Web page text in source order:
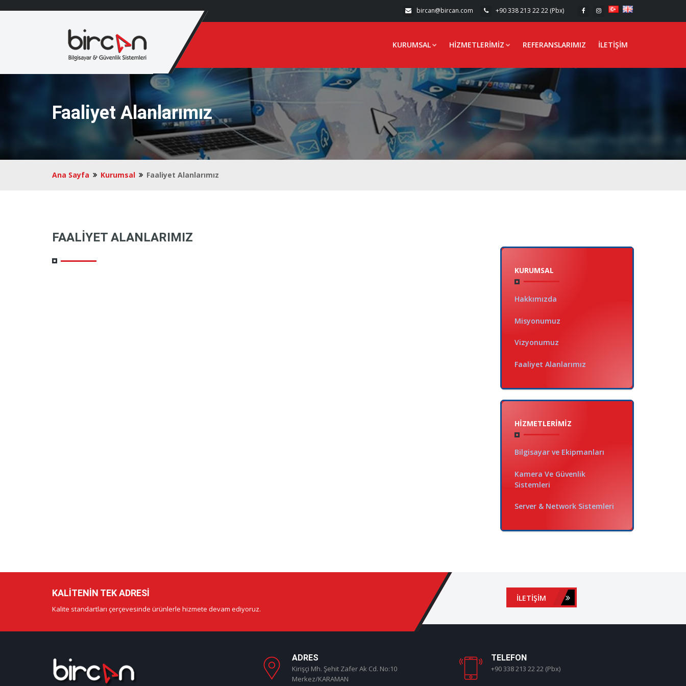
bircan@bircan.com +90 338 213 22 22 (Pbx)
KURUMSAL HIZMETLERIMIZ REFERANSLARIMIZ İLETIŞIM
Faaliyet Alanlarımız
Ana Sayfa Kurumsal Faaliyet Alanlarımız
FAALIYET ALANLARIMIZ
KURUMSAL
Hakkımızda
Misyonumuz
Vizyonumuz
Faaliyet Alanlarımız
HIZMETLERIMIZ
Bilgisayar ve Ekipmanları
Kamera Ve Güvenlik
Sistemleri
Server & Network Sistemleri
KALITENIN TEK ADRESI
Kalite standartları çerçevesinde ürünlerle hizmete devam ediyoruz.
İLETIŞIM
ADRES
Kirişçi Mh. Şehit Zafer Ak Cd. No:10
Merkez/KARAMAN
TELEFON
+90 338 213 22 22 (Pbx)